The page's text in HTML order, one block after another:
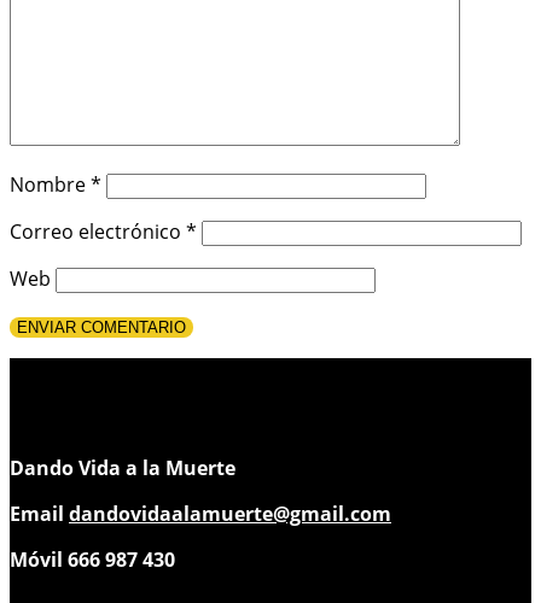
Nombre*
Correo electrónico *
Web
Dando Vida a la Muerte
Email dandovidaalamuerte@gmail.com
Móvil 666 987 430